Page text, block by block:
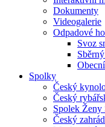
Dokumenty
Videogalerie
Odpadové
Svoz
Spolky
Český
Český
Spolek Ženy
Český